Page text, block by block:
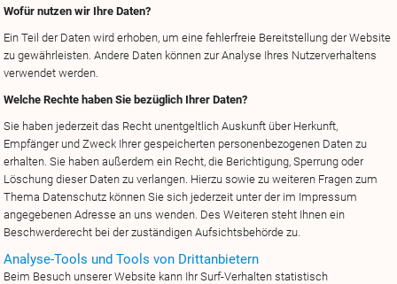
Wofür nutzen wir Ihre Daten?
Ein Teil der Daten wird erhoben, um eine fehlerfreie Bereitstellung der Website
zu gewährleisten. Andere Daten können zur Analyse Ihres Nutzerverhaltens
verwendet werden.
Welche Rechte haben Sie bezüglich Ihrer Daten?
Sie haben jederzeit das Recht unentgeltlich Auskunft über Herkunft,
Empfänger und Zweck Ihrer gespeicherten personenbezogenen Daten zu
erhalten. Sie haben außerdem ein Recht, die Berichtigung, Sperrung oder
Löschung dieser Daten zu verlangen. Hierzu sowie zu weiteren Fragen zum
Thema Datenschutz können Sie sich jederzeit unter der im Impressum
angegebenen Adresse an uns wenden. Des Weiteren steht Ihnen ein
Beschwerderecht bei der zuständigen Aufsichtsbehörde zu.
Analyse-Tools und Tools von Drittanbietern
Beim Besuch unserer Website kann Ihr Surf-Verhalten statistisch